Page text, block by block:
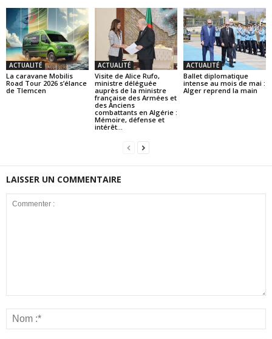
ACTUALITÉ
La caravane Mobilis
Road Tour 2026 s’élance
de Tlemcen
ACTUALITÉ
Visite de Alice Rufo,
ministre déléguée
auprès de la ministre
française des Armées et
des Anciens
combattants en Algérie :
Mémoire, défense et
intérêt...
ACTUALITÉ
Ballet diplomatique
intense au mois de mai :
Alger reprend la main
LAISSER UN COMMENTAIRE